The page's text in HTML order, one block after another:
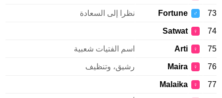
73
♂
Fortune نظرا إلى السعادة
74
♀
Satwat
75
♀
Arti اسم الفتيات شعبية
76
♀
Maira رشيق، وتنظيف
77
♀
Malaika